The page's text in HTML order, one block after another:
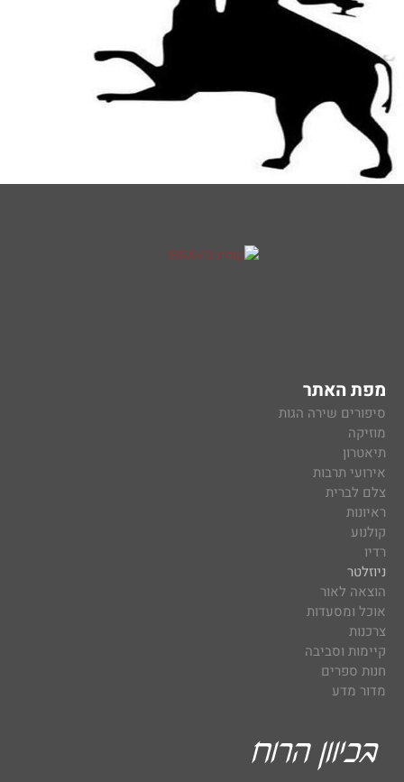
מפת האתר
סיפורים שירה הגות
מוזיקה
תיאטרון
אירועי תרבות
צלם לברית
ראיונות
קולנוע
רדיו
ניוזלטר
הוצאה לאור
אוכל ומסעדות
צרכנות
קיימות וסביבה
חנות ספרים
מדור מדע